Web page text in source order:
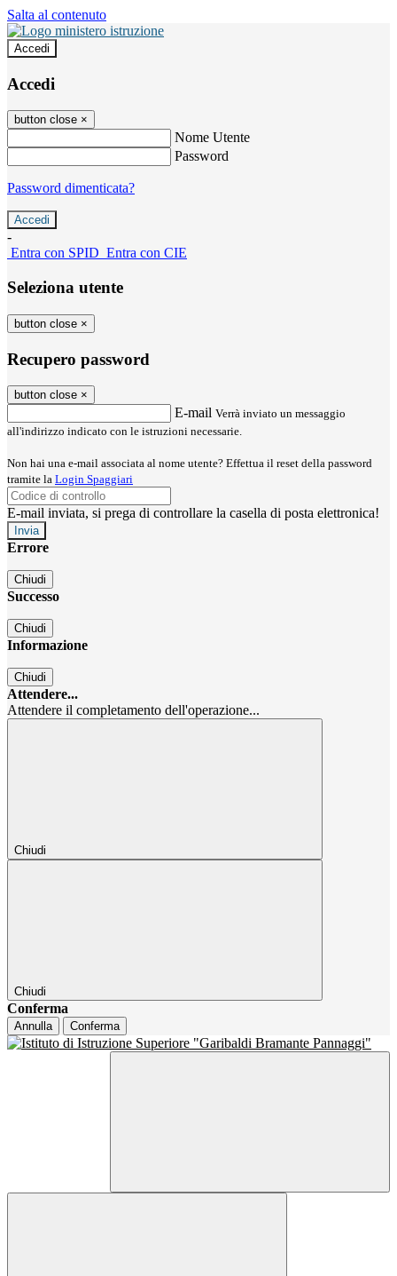
Salta al contenuto
Accedi
Accedi
button close ×
Nome Utente
Password
Password dimenticata?
-
Entra con SPID Entra con CIE
Seleziona utente
button close ×
Recupero password
button close ×
E-mail Verrà inviato un messaggio
all'indirizzo indicato con le istruzioni necessarie.
Non hai una e-mail associata al nome utente? Effettua il reset della password
tramite la Login Spaggiari
E-mail inviata, si prega di controllare la casella di posta elettronica!
Errore
Chiudi
Successo
Chiudi
Informazione
Chiudi
Attendere...
Attendere il completamento dell'operazione...
Chiudi
Chiudi
Conferma
Annulla Conferma